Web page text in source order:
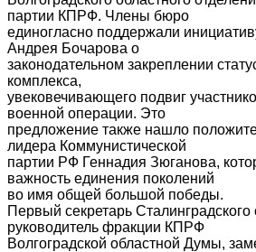
партии КПРФ. Члены бюро
единогласно поддержали
Андрея Бочарова о
законодательном закреплении
комплекса,
увековечивающего подвиг
военной операции. Это
предложение также нашло
лидера Коммунистической
партии РФ Геннадия Зюганова,
важность единения поколений
во имя общей большой победы.
Первый секретарь Сталинградского
руководитель фракции КПРФ
Волгоградской областной Думы,